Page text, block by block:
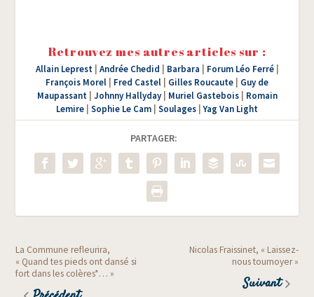
Retrouvez mes autres articles sur :
Allain Leprest| Andrée Chedid Barbara Forum Léo Ferré|
François Morel
Fred Castel Gilles Roucaute
Guy de
Maupassant| Johnny Hallyday| Muriel Gastebois| Romain
Lemire Sophie Le Cam Soulages |Yag Van Light
PARTAGER:
La Commune refleurira,
« Quand tes pieds ont dansé si
fort dans les colères*… »
Nicolas Fraissinet, « Laissez-
nous tournoyer »
Suivant